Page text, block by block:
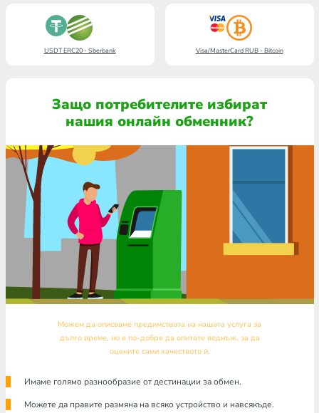
USDT ERC20 - Sberbank Visa/MasterCard RUB - Bitcoin
Защо потребителите избират
нашия онлайн обменник?
Можем да описваме предимствата на нашата услуга за
дълго време, но е по-добре да опитате веднъж, за да
оцените сами качеството й.
Имаме голямо разнообразие от дестинации за обмен.
Можете да правите размяна на всяко устройство и навсякъде.